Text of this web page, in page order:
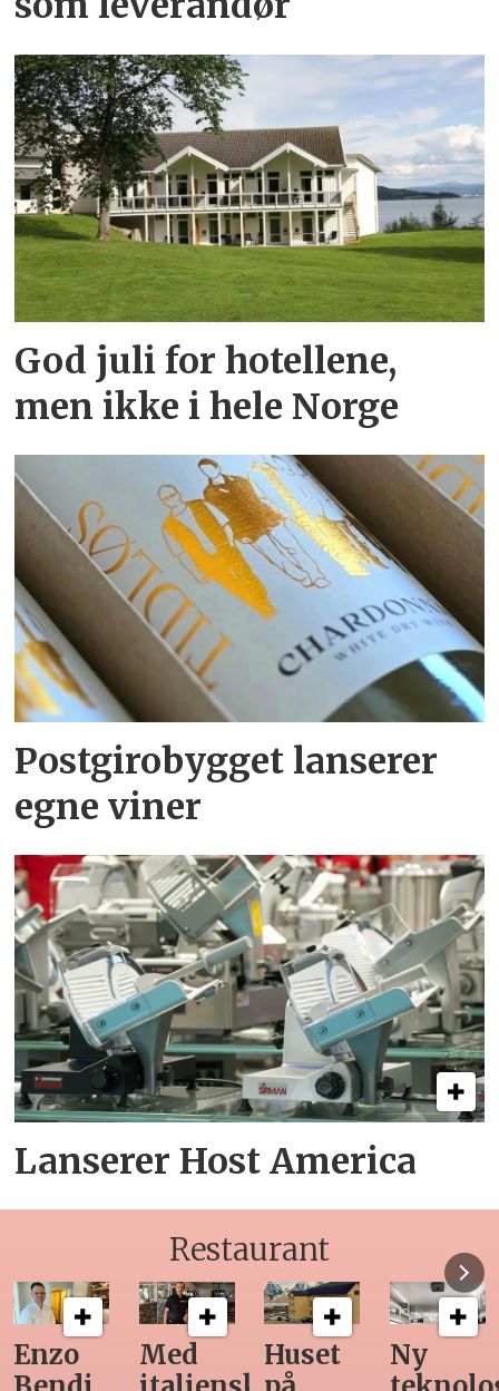
God juli for hotellene,
men ikke i hele Norge
Postgirobygget lanserer
egne viner
Lanserer Host America
Restaurant
Med
Huset
Ny
Siste